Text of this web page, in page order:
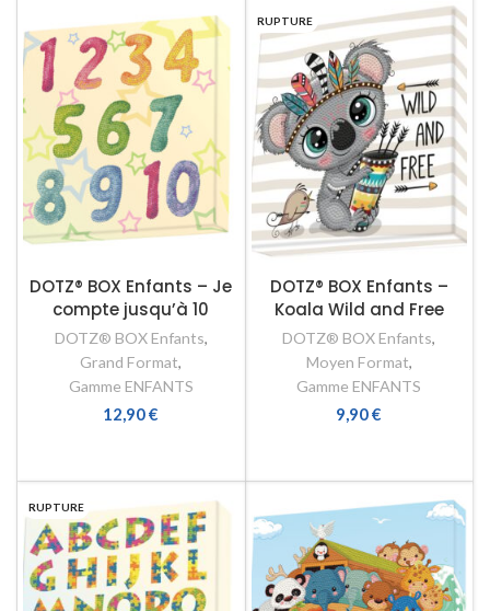
DOTZ® BOX Enfants – Je
compte jusqu’à 10
DOTZ® BOX Enfants,
Grand Format,
Gamme ENFANTS
12,90€
RUPTURE
DOTZ® BOX Enfants –
Koala Wild and Free
DOTZ® BOX Enfants,
Moyen Format,
Gamme ENFANTS
9,90€
RUPTURE